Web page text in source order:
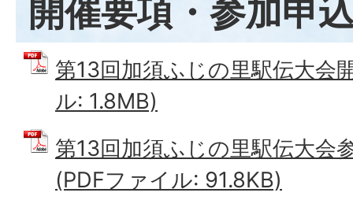
開催要項・参加申
第13回加須ふじの里駅伝大会
ル: 1.8MB)
第13回加須ふじの里駅伝大会
(PDFファイル: 91.8KB)